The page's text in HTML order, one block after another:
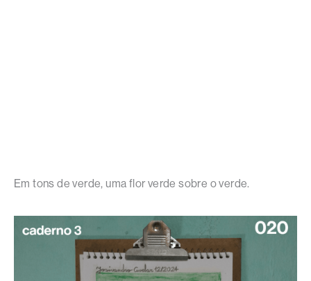
Em tons de verde, uma flor verde sobre o verde.